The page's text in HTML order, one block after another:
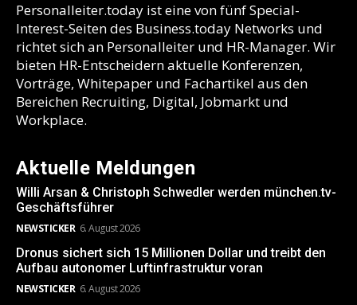
Personalleiter.today ist eine von fünf Special-
Interest-Seiten des Business.today Networks und
richtet sich an Personalleiter und HR-Manager. Wir
bieten HR-Entscheidern aktuelle Konferenzen,
Vorträge, Whitepaper und Fachartikel aus den
Bereichen Recruiting, Digital, Jobmarkt und
Workplace.
Aktuelle Meldungen
Willi Arsan & Christoph Schwedler werden münchen.tv-
Geschäftsführer
NEWSTICKER 6. August 2026
Dronus sichert sich 15 Millionen Dollar und treibt den
Aufbau autonomer Luftinfrastruktur voran
NEWSTICKER 6. August 2026